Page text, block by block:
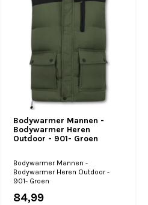
Bodywarmer Mannen -
Bodywarmer Heren
Outdoor - 901- Groen
Bodywarmer Mannen -
Bodywarmer Heren Outdoor -
901- Groen
84,99